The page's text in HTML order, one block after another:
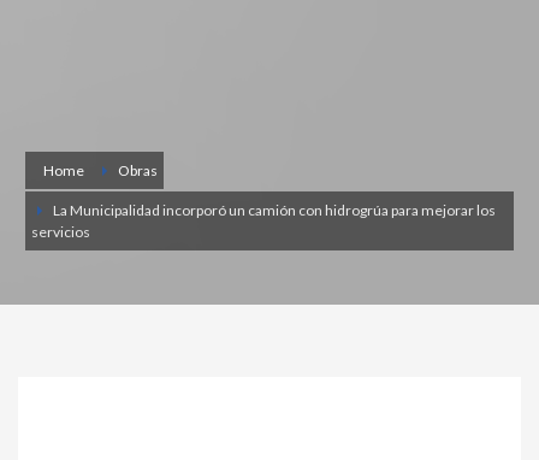
Home Obras
La Municipalidad incorporó un camión con hidrogrúa para mejorar los
servicios